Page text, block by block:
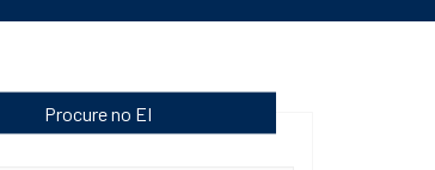
Procure no EI